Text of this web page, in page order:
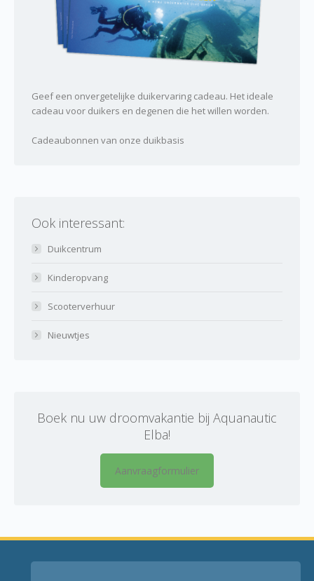
Geef een onvergetelijke duikervaring cadeau. Het ideale
cadeau voor duikers en degenen die het willen worden.
Cadeaubonnen van onze duikbasis
Ook interessant:
Duikcentrum
Kinderopvang
Scooterverhuur
Nieuwtjes
Boek nu uw droomvakantie bij Aquanautic
Elba!
Aanvraagformulier